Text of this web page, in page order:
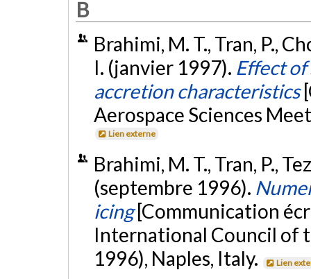
B
Brahimi, M. T., Tran, P.,
I. (janvier 1997). Effect
accretion characteristics
Aerospace Sciences
Lien externe
Brahimi, M. T., Tran, P.,
(septembre 1996).
icing [Communication
International Council of
1996), Naples, Italy.
Lien